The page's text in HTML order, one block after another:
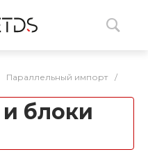
Параллельный импорт /
блоки